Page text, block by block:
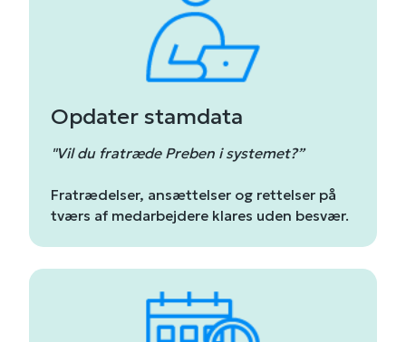
Opdater stamdata
"Vil du fratræde Preben i systemet?”
Fratrædelser, ansættelser og rettelser på
tværs af medarbejdere klares uden besvær.